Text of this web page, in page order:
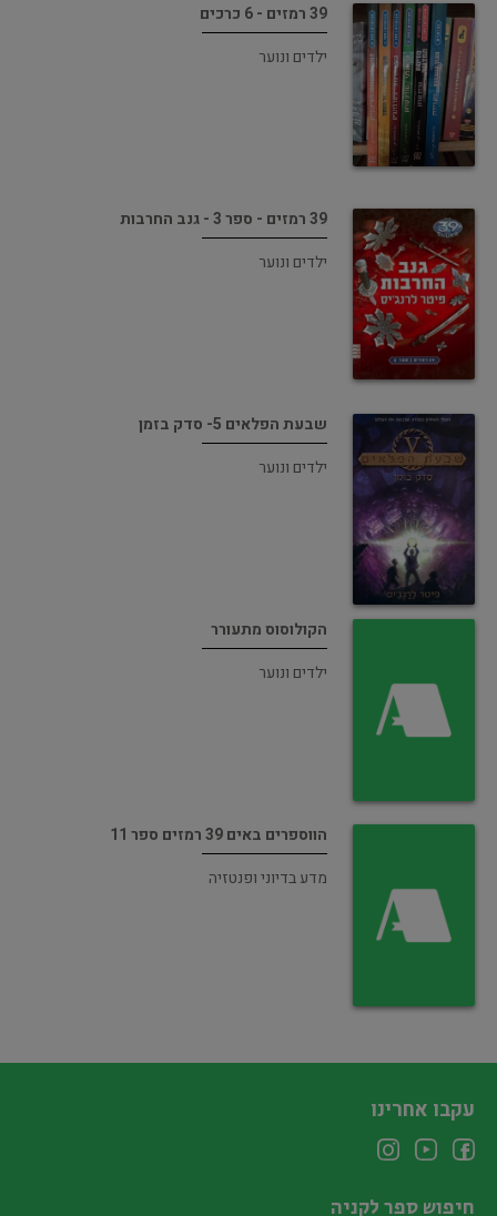
39 רמזים - 6 כרכים
ילדים ונוער
39 רמזים - ספר 3 - גנב החרבות
ילדים ונוער
שבעת הפלאים 5- סדק בזמן
ילדים ונוער
הקולוסוס מתעורר
ילדים ונוער
הווספרים באים 39 רמזים ספר 11
מדע בדיוני ופנטזיה
עקבו אחרינו
חיפוש ספר לקניה